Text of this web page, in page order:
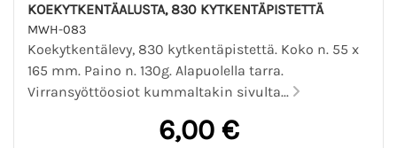
KOEKYTKENTÄALUSTA, 830 KYTKENTÄPISTETTÄ
MWH-083
Koekytkentälevy, 830 kytkentäpistettä. Koko n. 55 x
165 mm. Paino n. 130g. Alapuolella tarra.
Virransyöttöosiot kummaltakin sivulta...
6,00 €